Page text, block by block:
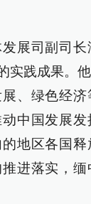
展司副司
实践成果。
、绿色经
中国发展发
地区各国
进落实，